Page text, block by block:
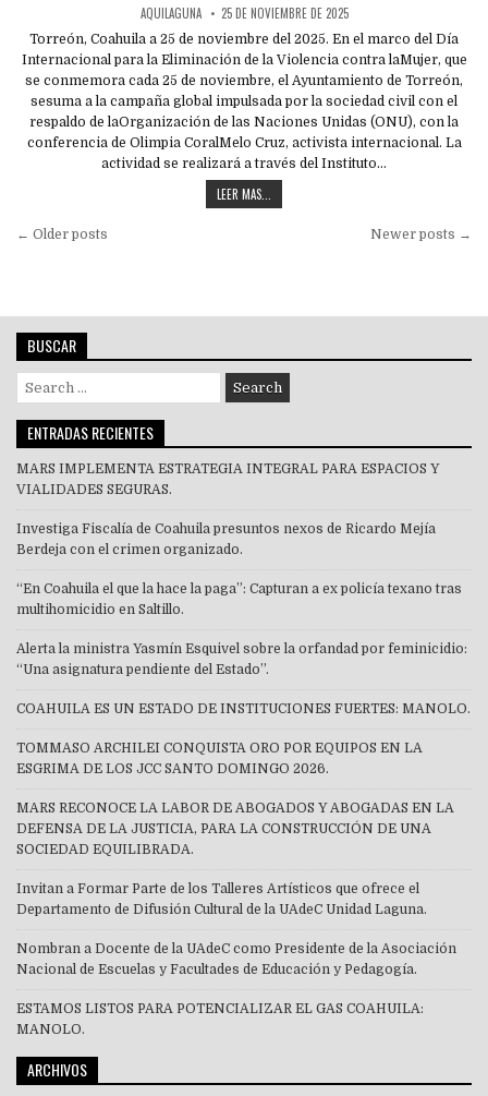
AQUILAGUNA 25 DE NOVIEMBRE DE 2025
Torreón, Coahuila a 25 de noviembre del 2025. En el marco del Día
Internacional para la Eliminación de la Violencia contra laMujer, que
se conmemora cada 25 de noviembre, el Ayuntamiento de Torreón,
sesuma a la campaña global impulsada por la sociedad civil con el
respaldo de laOrganización de las Naciones Unidas (ONU), con la
conferencia de Olimpia CoralMelo Cruz, activista internacional. La
actividad se realizará a través del Instituto…
LEER MAS...
Navegación
← Older posts Newer posts →
BUSCAR
Search
for:
ENTRADAS RECIENTES
MARS IMPLEMENTA ESTRATEGIA INTEGRAL PARA ESPACIOS Y
VIALIDADES SEGURAS.
Investiga Fiscalía de Coahuila presuntos nexos de Ricardo Mejía
Berdeja con el crimen organizado.
“En Coahuila el que la hace la paga”: Capturan a ex policía texano tras
multihomicidio en Saltillo.
Alerta la ministra Yasmín Esquivel sobre la orfandad por feminicidio:
“Una asignatura pendiente del Estado”.
COAHUILA ES UN ESTADO DE INSTITUCIONES FUERTES: MANOLO.
TOMMASO ARCHILEI CONQUISTA ORO POR EQUIPOS EN LA
ESGRIMA DE LOS JCC SANTO DOMINGO 2026.
MARS RECONOCE LA LABOR DE ABOGADOS Y ABOGADAS EN LA
DEFENSA DE LA JUSTICIA, PARA LA CONSTRUCCIÓN DE UNA
SOCIEDAD EQUILIBRADA.
Invitan a Formar Parte de los Talleres Artísticos que ofrece el
Departamento de Difusión Cultural de la UAdeC Unidad Laguna.
Nombran a Docente de la UAdeC como Presidente de la Asociación
Nacional de Escuelas y Facultades de Educación y Pedagogía.
ESTAMOS LISTOS PARA POTENCIALIZAR EL GAS COAHUILA:
MANOLO.
ARCHIVOS